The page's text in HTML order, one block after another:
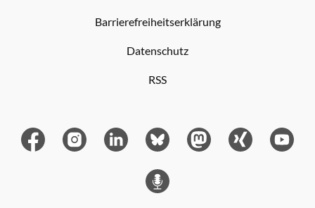
Barrierefreiheitserklärung
Datenschutz
RSS